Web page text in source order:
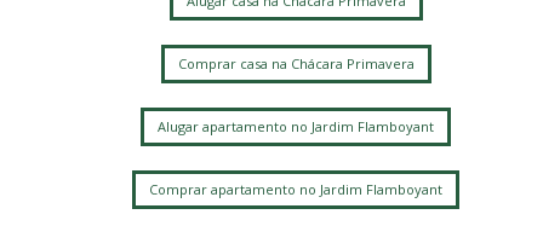
Comprar casa na Chácara Primavera
Alugar apartamento no Jardim Flamboyant
Comprar apartamento no Jardim Flamboyant